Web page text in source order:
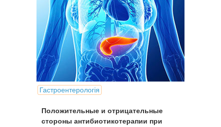
Гастроентерологія
Положительные и отрицательные
стороны антибиотикотерапии при